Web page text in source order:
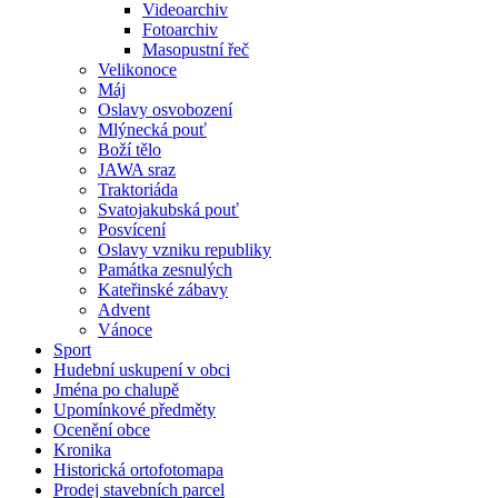
Videoarchiv
Fotoarchiv
Masopustní řeč
Velikonoce
Máj
Oslavy osvobození
Mlýnecká pouť
Boží tělo
JAWA sraz
Traktoriáda
Svatojakubská pouť
Posvícení
Oslavy vzniku republiky
Památka zesnulých
Kateřinské zábavy
Advent
Vánoce
Sport
Hudební uskupení v obci
Jména po chalupě
Upomínkové předměty
Ocenění obce
Kronika
Historická ortofotomapa
Prodej stavebních parcel